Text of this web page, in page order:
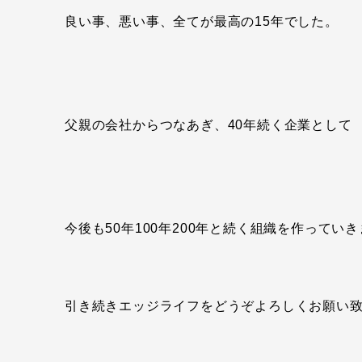
良い事、悪い事、全てが最高の15年でした。
父親の会社からつなあぎ、40年続く企業として
今後も50年100年200年と続く組織を作っていき
引き続きエッジライフをどうぞよろしくお願い致